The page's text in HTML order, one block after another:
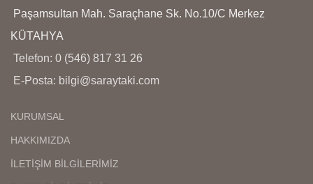
Paşamsultan Mah. Saraçhane Sk. No.10/C Merkez
KÜTAHYA
Telefon: 0 (546) 817 31 26
E-Posta: bilgi@saraytaki.com
KURUMSAL
HAKKIMIZDA
İLETİŞİM BİLGİLERİMİZ